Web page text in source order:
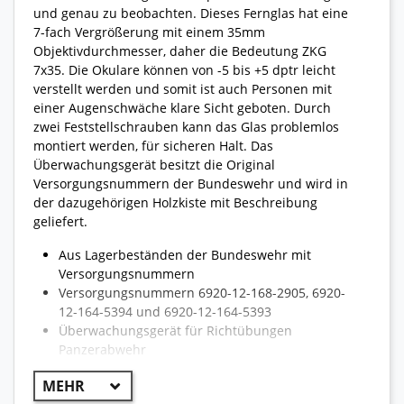
und genau zu beobachten. Dieses Fernglas hat eine
7-fach Vergrößerung mit einem 35mm
Objektivdurchmesser, daher die Bedeutung ZKG
7x35. Die Okulare können von -5 bis +5 dptr leicht
verstellt werden und somit ist auch Personen mit
einer Augenschwäche klare Sicht geboten. Durch
zwei Feststellschrauben kann das Glas problemlos
montiert werden, für sicheren Halt. Das
Überwachungsgerät besitzt die Original
Versorgungsnummern der Bundeswehr und wird in
der dazugehörigen Holzkiste mit Beschreibung
geliefert.
Aus Lagerbeständen der Bundeswehr mit
Versorgungsnummern
Versorgungsnummern 6920-12-168-2905, 6920-
12-164-5394 und 6920-12-164-5393
Überwachungsgerät für Richtübungen
Panzerabwehr
Verwendet von Kommandeuren zur Beobachtung
von Abschüssen am vorgesehenen Ziel